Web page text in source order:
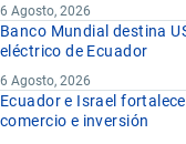
6 Agosto, 2026
Banco Mundial destina
eléctrico de Ecuador
6 Agosto, 2026
Ecuador e Israel
comercio e inversión